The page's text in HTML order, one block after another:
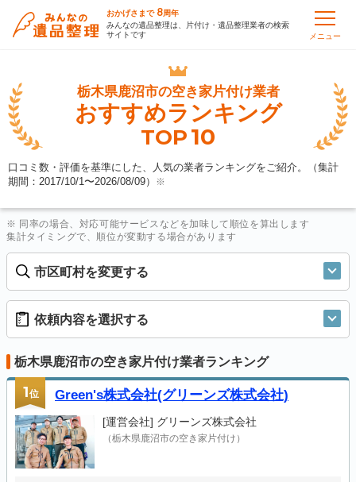
おかげさまで 8周年
みんなの遺品整理は、片付け・遺品整理業者の検索
サイトです
メニュー
栃木県鹿沼市の空き家片付け業者
おすすめランキング
TOP10
口コミ数・評価を基準にした、人気の業者ランキングをご紹介。（集計
期間：2017/10/1〜2026/08/09） ※
※ 同率の場合、対応可能サービスなどを加味して順位を算出します
集計タイミングで、順位が変動する場合があります
市区町村を変更する
依頼内容を選択する
栃木県鹿沼市の空き家片付け業者ランキング
1位 Green's株式会社(グリーンズ株式会社)
[運営会社] グリーンズ株式会社
（栃木県鹿沼市の空き家片付け）